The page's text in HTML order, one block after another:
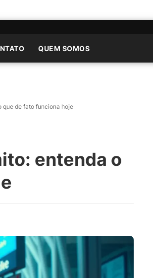
QUEM SOMOS
que de fato funciona hoje
entenda o